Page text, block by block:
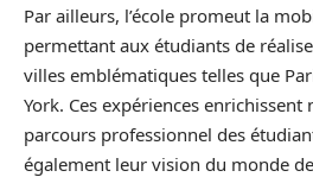
Par ailleurs, l’école promeut la
permettant aux étudiants de
villes emblématiques telles que
York. Ces expériences
parcours professionnel des
également leur vision du monde